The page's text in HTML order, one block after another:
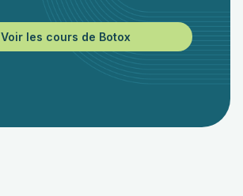
Voir les cours de Botox